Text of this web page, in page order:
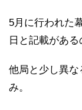
5月に行われた
日と記載がある
他局と少し異
み。